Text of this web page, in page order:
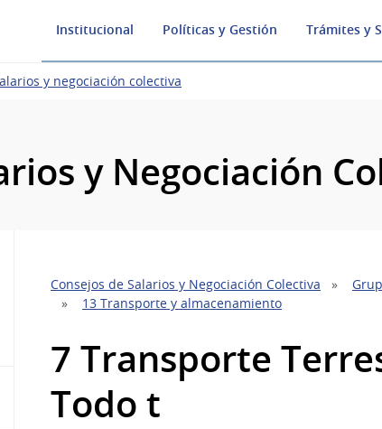
Institucional Políticas y Gestión Trámites y
y negociación colectiva
y Negociación
Consejos de Salarios y Negociación Colectiva
13 Transporte y almacenamiento
7 Transporte
Todo t